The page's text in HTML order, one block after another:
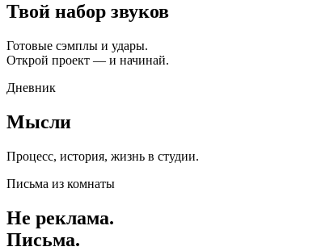
Твой набор звуков
Готовые сэмплы и удары.
Открой проект — и начинай.
Дневник
Мысли
Процесс, история, жизнь в студии.
Письма из комнаты
Не реклама.
Письма.